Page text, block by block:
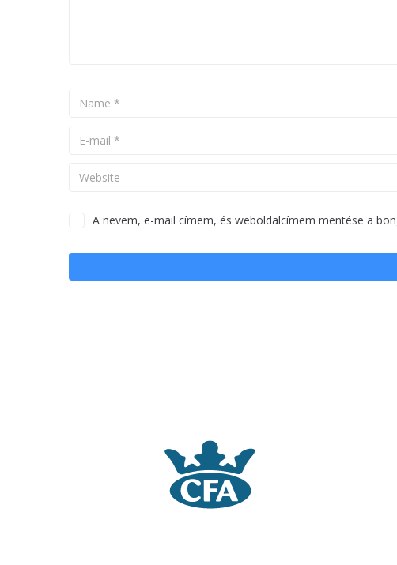
A nevem, e-mail címem, és weboldalcímem mentése a